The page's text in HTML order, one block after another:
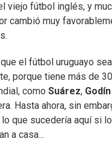
viejo fútbol inglés, y
cambió muy
el fútbol uruguayo
porque tiene más de
como Suárez, Godín
Hasta ahora, sin
que sucedería aquí si
a casa...